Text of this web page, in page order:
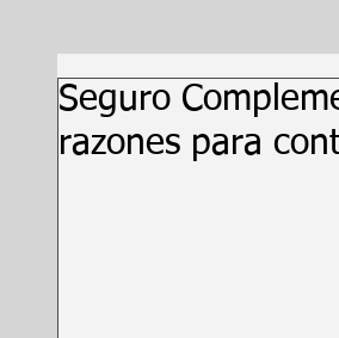
Seguro
razones para